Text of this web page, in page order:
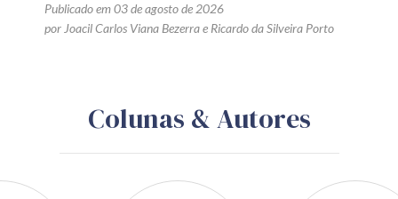
Publicado em 03 de agosto de 2026
por Joacil Carlos Viana Bezerrae Ricardo da Silveira Porto
Colunas & Autores